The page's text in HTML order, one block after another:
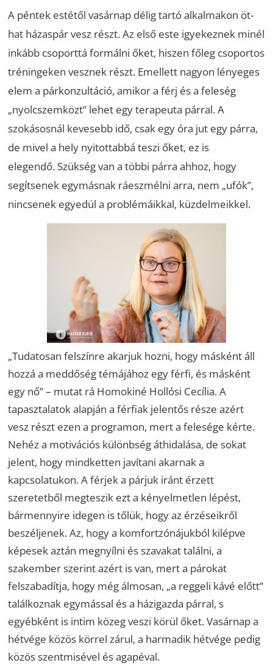
A péntek estétől vasárnap délig tartó alkalmakon öt-
hat házaspár vesz részt. Az első este igyekeznek minél
inkább csoporttá formálni őket, hiszen főleg csoportos
tréningeken vesznek részt. Emellett nagyon lényeges
elem a párkonzultáció, amikor a férj és a feleség
„nyolcszemközt” lehet egy terapeuta párral. A
szokásosnál kevesebb idő, csak egy óra jut egy párra,
de mivel a hely nyitottabbá teszi őket, ez is
elegendő. Szükség van a többi párra ahhoz, hogy
segítsenek egymásnak ráeszmélni arra, nem „ufók”,
nincsenek egyedül a problémáikkal, küzdelmeikkel.
„Tudatosan felszínre akarjuk hozni, hogy másként áll
hozzá a meddőség témájához egy férfi, és másként
egy nő” – mutat rá Homokiné Hollósi Cecília. A
tapasztalatok alapján a férfiak jelentős része azért
vesz részt ezen a programon, mert a felesége kérte.
Nehéz a motivációs különbség áthidalása, de sokat
jelent, hogy mindketten javítani akarnak a
kapcsolatukon. A férjek a párjuk iránt érzett
szeretetből megteszik ezt a kényelmetlen lépést,
bármennyire idegen is tőlük, hogy az érzéseikről
beszéljenek. Az, hogy a komfortzónájukból kilépve
képesek aztán megnyílni és szavakat találni, a
szakember szerint azért is van, mert a párokat
felszabadítja, hogy még álmosan, „a reggeli kávé előtt”
találkoznak egymással és a házigazda párral, s
egyébként is intim közeg veszi körül őket. Vasárnap a
hétvége közös körrel zárul, a harmadik hétvége pedig
közös szentmisével és agapéval.